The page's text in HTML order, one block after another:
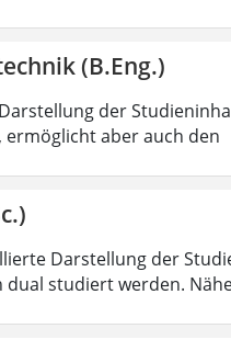
(B.Eng.)
der
ermöglicht aber auch den
Darstellung der
studiert werden.